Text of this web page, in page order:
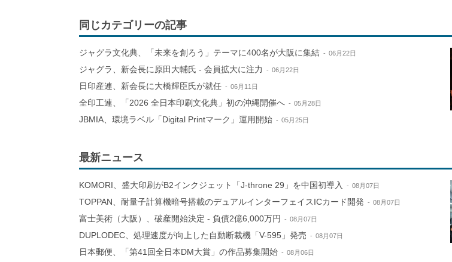
同じカテゴリーの記事
ジャグラ文化典、「未来を創ろう」テーマに400名が大阪に集結 06月22日
ジャグラ、新会長に原田大輔氏 - 会員拡大に注力 06月22日
日印産連、新会長に大橋輝臣氏が就任 06月11日
全印工連、「2026 全日本印刷文化典」初の沖縄開催へ 05月28日
JBMIA、環境ラベル「Digital Printマーク」運用開始 05月25日
最新ニュース
KOMORI、盛大印刷がB2インクジェット「J-throne 29」を中国初導入 08月07日
TOPPAN、耐量子計算機暗号搭載のデュアルインターフェイスICカード開発 08月07日
富士美術（大阪）、破産開始決定 - 負債2億6,000万円 08月07日
DUPLODEC、処理速度が向上した自動断裁機「V-595」発売 08月07日
日本郵便、「第41回全日本DM大賞」の作品募集開始 08月06日